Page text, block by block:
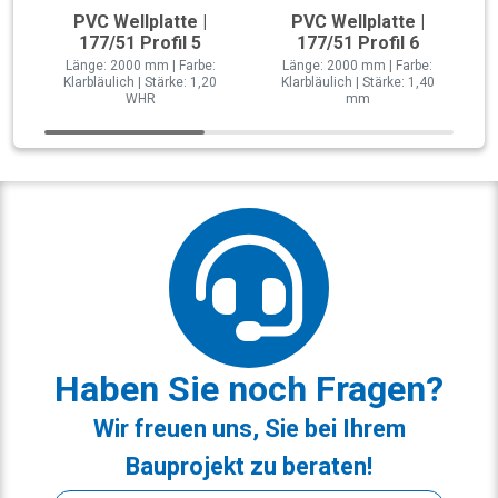
PVC Wellplatte |
177/51 Profil 5
Länge: 2000 mm | Farbe:
Klarbläulich | Stärke: 1,20
WHR
PVC Wellplatte |
177/51 Profil 6
Länge: 2000 mm | Farbe:
Klarbläulich | Stärke: 1,40
mm
Haben Sie noch Fragen?
Wir freuen uns, Sie bei Ihrem
Bauprojekt zu beraten!